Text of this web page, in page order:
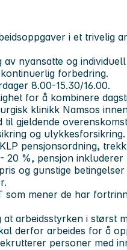
i et trivelig
nyansatte og
forbedring.
8.00-15.30/16.00.
for å kombinere
klinikk Namsos
til gjeldende
og ulykkesforsikring.
pensjonsordning,
20 %, pensjon
og gunstige
som mener de har
at arbeidsstyrken i størst
derfor arbeides for å
personer med